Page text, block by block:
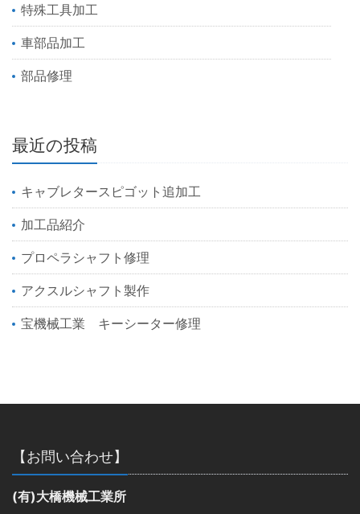
特殊工具加工
車部品加工
部品修理
最近の投稿
キャブレタースピゴット追加工
加工品紹介
プロペラシャフト修理
アクスルシャフト製作
宝機械工業 キーシーター修理
【お問い合わせ】
(有)大橋機械工業所